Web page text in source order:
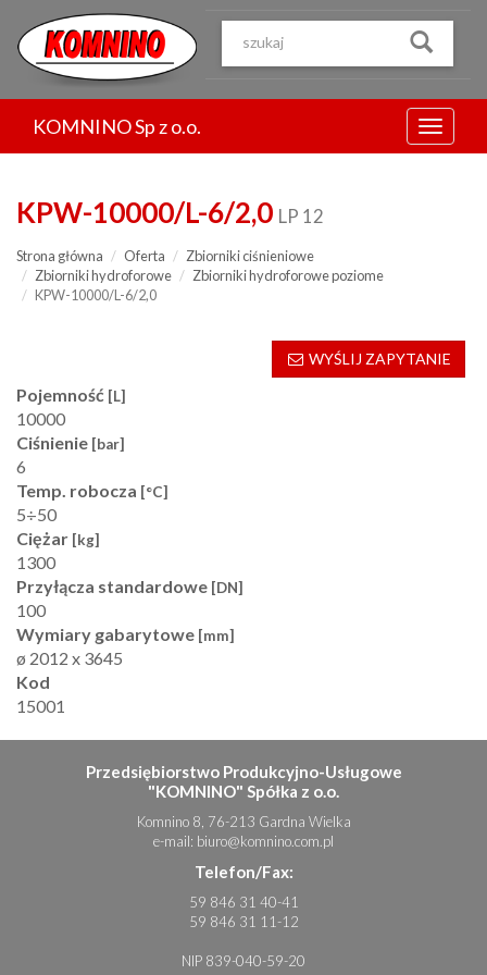
treści
Menu
KOMNINO Sp z o.o.
KPW-10000/L-6/2,0 LP 12
Strona główna Oferta
Zbiorniki ciśnieniowe
Zbiorniki hydroforowe
Zbiorniki hydroforowe poziome
KPW-10000/L-6/2,0
WYŚLIJ ZAPYTANIE
Pojemność [L]
10000
Ciśnienie [bar]
6
Temp. robocza [°C]
5÷50
Ciężar [kg]
1300
Przyłącza standardowe [DN]
100
Wymiary gabarytowe [mm]
ø 2012 x 3645
Kod
15001
Przedsiębiorstwo Produkcyjno-Usługowe
"KOMNINO" Spółka z o.o.
Komnino 8, 76-213 Gardna Wielka
e-mail: biuro@komnino.com.pl
Telefon/Fax:
59 846 31 40-41
59 846 31 11-12
NIP 839-040-59-20